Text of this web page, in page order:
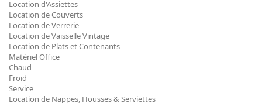
Location d'Assiettes
Location de Couverts
Location de Verrerie
Location de Vaisselle Vintage
Location de Plats et Contenants
Matériel Office
Chaud
Froid
Service
Location de Nappes, Housses & Serviettes